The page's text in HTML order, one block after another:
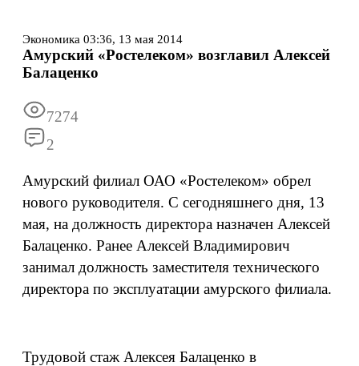
Информация
Экономика 03:36, 13 мая 2014
Амурский «Ростелеком» возглавил Алексей
Балаценко
7274
2
Амурский филиал ОАО «Ростелеком» обрел
нового руководителя. С сегодняшнего дня, 13
мая, на должность директора назначен Алексей
Балаценко. Ранее Алексей Владимирович
занимал должность заместителя технического
директора по эксплуатации амурского филиала.
Трудовой стаж Алексея Балаценко в